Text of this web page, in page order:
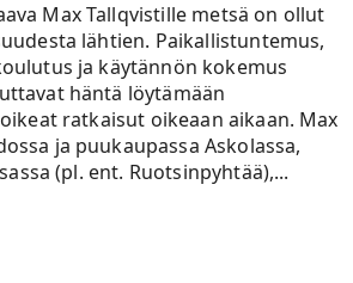
Max Tallqvistille metsä on ollut
lähtien. Paikallistuntemus,
ja käytännön kokemus
häntä löytämään
ratkaisut oikeaan aikaan. Max
ja puukaupassa Askolassa,
(pl. ent. Ruotsinpyhtää),...